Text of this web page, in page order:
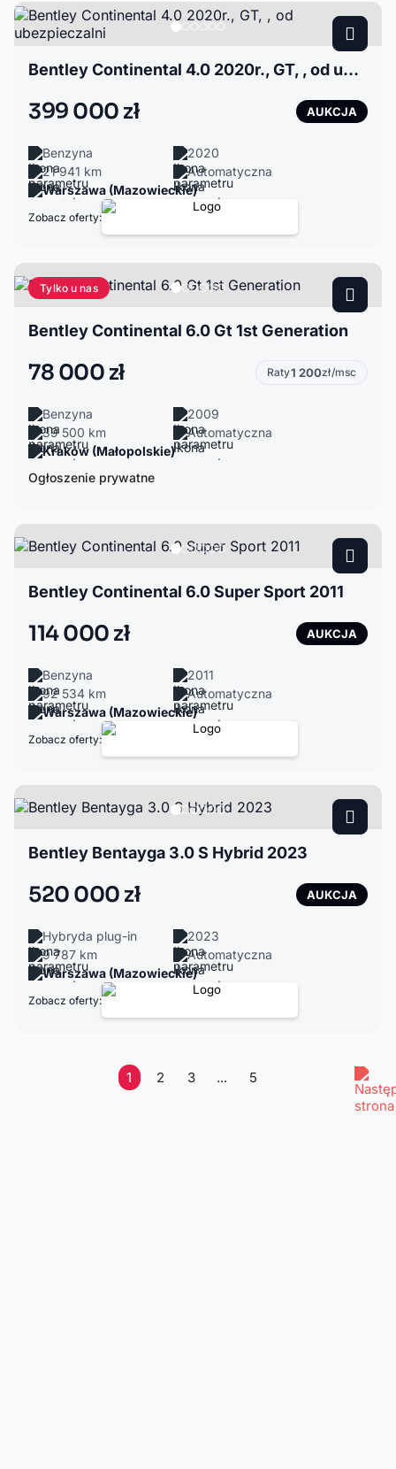
Bentley Continental 4.0 2020r., GT, , od ubezpieczalni
399 000 zł AUKCJA
Benzyna
2020
21 941 km
Automatyczna
Warszawa (Mazowieckie)
Zobacz oferty:
Tylko u nas
Bentley Continental 6.0 Gt 1st Generation
78 000 zł Raty1 200zł/msc
Benzyna
2009
39 500 km
Automatyczna
Kraków (Małopolskie)
Ogłoszenie prywatne
Bentley Continental 6.0 Super Sport 2011
114 000 zł AUKCJA
Benzyna
2011
92 534 km
Automatyczna
Warszawa (Mazowieckie)
Zobacz oferty:
Bentley Bentayga 3.0 S Hybrid 2023
520 000 zł AUKCJA
Hybryda plug-in
2023
9 787 km
Automatyczna
Warszawa (Mazowieckie)
Zobacz oferty:
1 2 3 ... 5